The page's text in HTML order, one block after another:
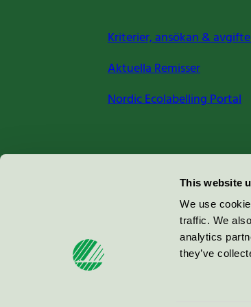
This website
We use
traffic. We
analytics
they’ve
Kriterier, ansökan &
Aktuella Remisser
Nordic Ecolabelling Portal
Miljömärkning Sverige AB
100 64